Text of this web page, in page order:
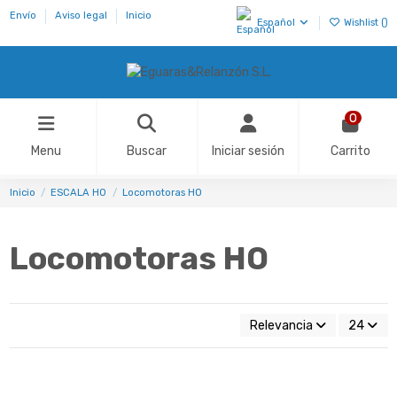
Envío Aviso legal Inicio
Español Wishlist ()
Menu Buscar Iniciar sesión
0
Carrito
Inicio ESCALA H0 Locomotoras HO
Locomotoras HO
Relevancia 24